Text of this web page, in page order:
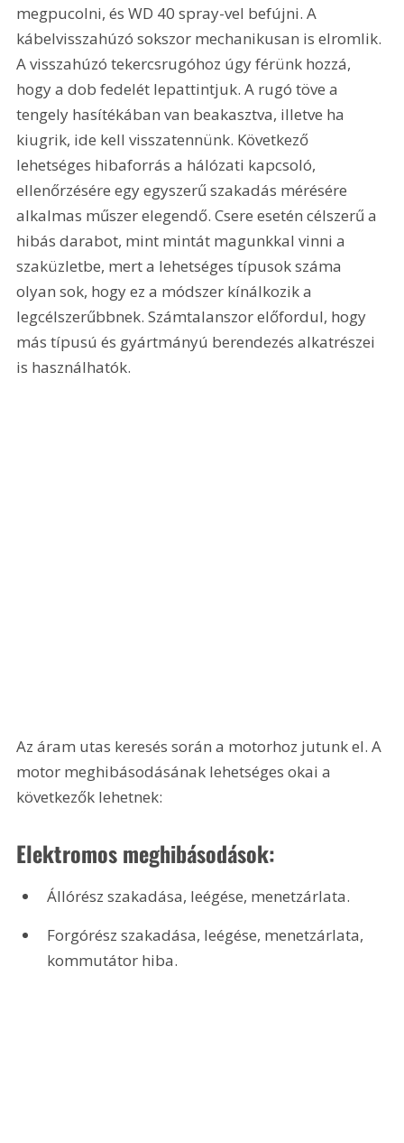
megpucolni, és WD 40 spray-vel befújni. A
kábelvisszahúzó sokszor mechanikusan is elromlik.
A visszahúzó tekercsrugóhoz úgy férünk hozzá,
hogy a dob fedelét lepattintjuk. A rugó töve a
tengely hasítékában van beakasztva, illetve ha
kiugrik, ide kell visszatennünk. Következő
lehetséges hibaforrás a hálózati kapcsoló,
ellenőrzésére egy egyszerű szakadás mérésére
alkalmas műszer elegendő. Csere esetén célszerű a
hibás darabot, mint mintát magunkkal vinni a
szaküzletbe, mert a lehetséges típusok száma
olyan sok, hogy ez a módszer kínálkozik a
legcélszerűbbnek. Számtalanszor előfordul, hogy
más típusú és gyártmányú berendezés alkatrészei
is használhatók.
Az áram utas keresés során a motorhoz jutunk el. A
motor meghibásodásának lehetséges okai a
következők lehetnek:
Elektromos meghibásodások:
Állórész szakadása, leégése, menetzárlata.
Forgórész szakadása, leégése, menetzárlata,
kommutátor hiba.